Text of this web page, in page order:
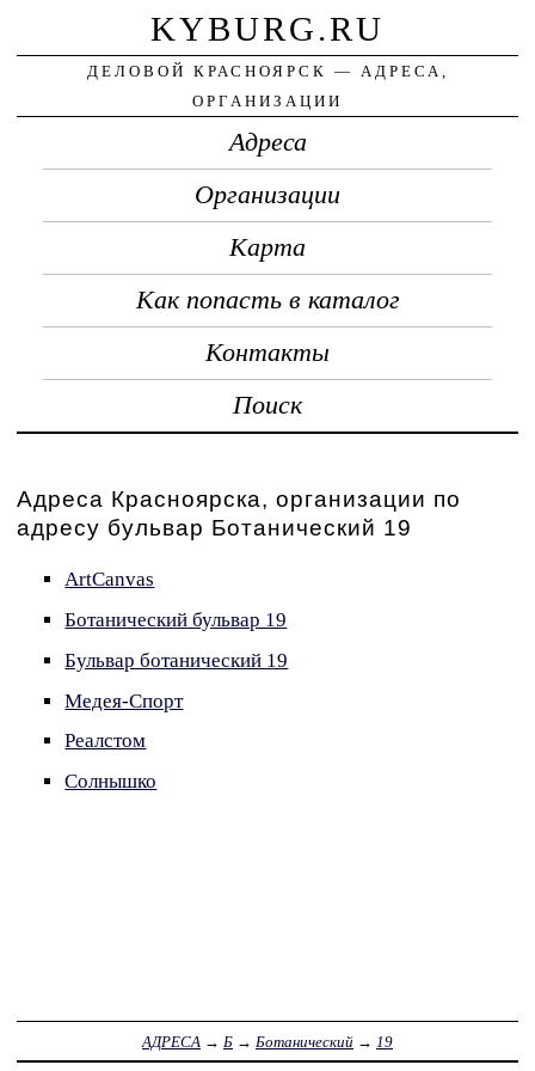
KYBURG.RU
ДЕЛОВОЙ КРАСНОЯРСК — АДРЕСА,
ОРГАНИЗАЦИИ
Адреса
Организации
Карта
Как попасть в каталог
Контакты
Поиск
Адреса Красноярска, организации по
адресу бульвар Ботанический 19
ArtCanvas
Ботанический бульвар 19
Бульвар ботанический 19
Медея-Спорт
Реалстом
Солнышко
АДРЕСА → Б → Ботанический → 19